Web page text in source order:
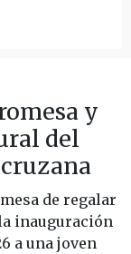
y
del
de regalar
inauguración
a una joven